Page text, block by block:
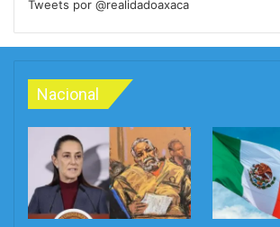
Tweets por @realidadoaxaca
Nacional